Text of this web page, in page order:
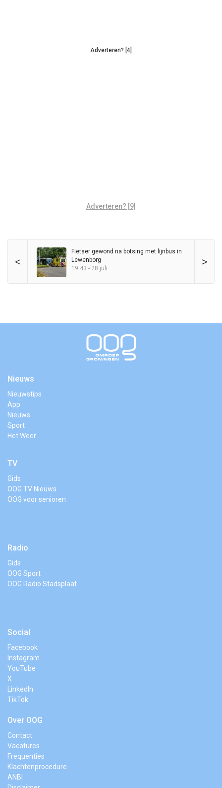
Adverteren? [4]
Adverteren? [9]
< >
Fietser gewond na botsing met lijnbus in
Lewenborg
19:43 - 28 juli
Nieuws
Nieuwstips
App
Nieuws
Sport
Het Weer
TV
Gids
OOG TV Nieuws
OOG voor senioren
Radio
Gids
OOG Sport
OOG Radio Stadsplaat
Social
Facebook
Instagram
YouTube
X
LinkedIn
TikTok
Over OOG
Contact
Vacatures
Frequenties
Klachtenprocedure
ANBI